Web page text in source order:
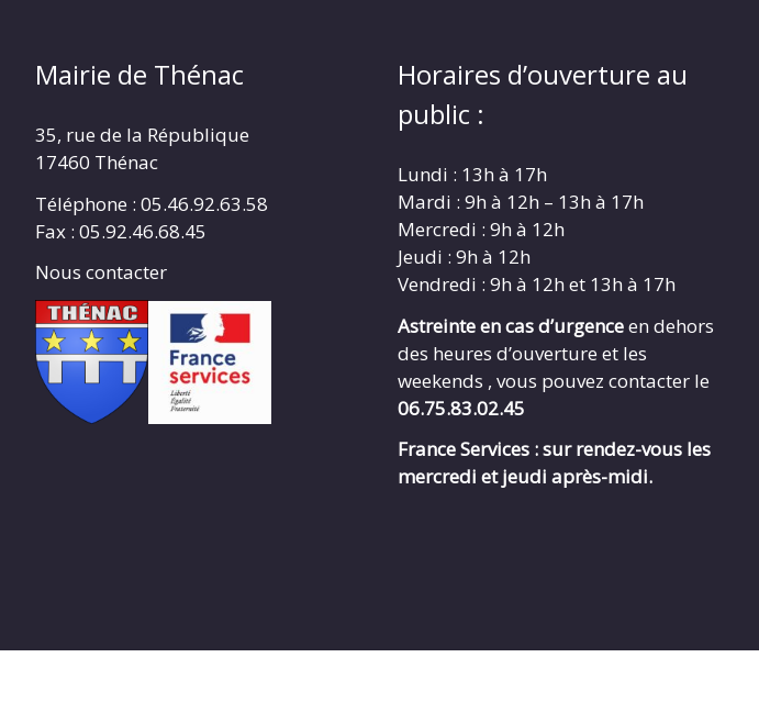
Mairie de Thénac
35, rue de la République
17460 Thénac
Téléphone : 05.46.92.63.58
Fax : 05.92.46.68.45
Nous contacter
Horaires d’ouverture au
public :
Lundi : 13h à 17h
Mardi : 9h à 12h – 13h à 17h
Mercredi : 9h à 12h
Jeudi : 9h à 12h
Vendredi : 9h à 12h et 13h à 17h
Astreinte en cas d’urgenceen dehors
des heures d’ouverture et les
weekends , vous pouvez contacter le
06.75.83.02.45
France Services : sur rendez-vous les
mercredi et jeudi après-midi.